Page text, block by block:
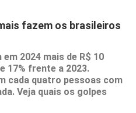
fazem os brasileiros
2024 mais de R$ 10
17% frente a 2023.
cada quatro pessoas com
Veja quais os golpes